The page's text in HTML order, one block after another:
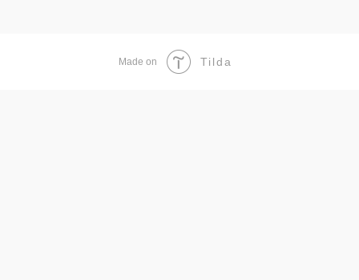
Made on Tilda